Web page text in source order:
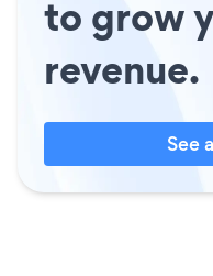
to grow
revenue.
See